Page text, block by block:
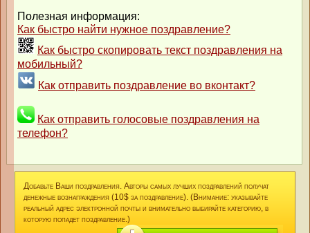
Полезная информация:
Как быстро найти нужное поздравление?
Как быстро скопировать текст поздравления на
мобильный?
Как отправить поздравление во вконтакт?
Как отправить голосовые поздравления на
телефон?
Добавьте Ваши поздравления. Авторы самых лучших поздравлений получат
денежные вознаграждения (10$ за поздравление). (Внимание: указывайте
реальный адрес электронной почты и внимательно выбирайте категорию, в
которую попадет поздравление.)